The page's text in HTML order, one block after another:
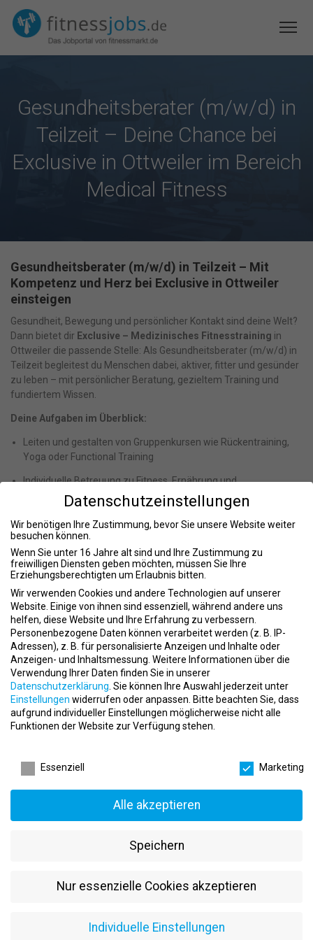
Gesundheitsberater (m/w/d) in
Teilzeit – Deine Chance bei
Exclusive in Ottweiler im Bereich
Medical Fitness
Gesundheitsberater (m/w/d) in Teilzeit – Mit
Kompetenz und Herz bei Exclusive in Ottweiler
einsteigen
Gesundheit, Bewegung und persönlicher Kontakt sind deine Welt?
Dann bietet dir Exclusive – Medizinisches Fitnesstraining in
Ottweiler die passende Stelle: Als Gesundheitsberater (m/w/d) in
Teilzeit begleitest du Menschen dabei, aktiver, fitter und gesünder
zu leben – mit persönlicher Beratung, gezieltem Training und
fundiertem Wissen.
Deine Aufgaben im Überblick:
Leiten und gestalten von Gruppenkursen wie Rückentraining,
Yoga oder Functional Training
Individuelle Betreuung zu Fitness, Ernährung und
Gesundheitszielen
Erstellung und Anpassung von Trainingsplänen
Trainings
Durchführung von Fitnessanalysen und Gesundheitschecks
Was du mitbringen solltest:
Erfahrung im Kursbereich oder Gesundheitscoaching ist ein
Plus
Leidenschaft für ganzheitliche Gesundheit und Training
Souveränität im Kundenkontakt und ein empathisches
Auftreten
Teamgeist, Organisationstalent und Flexibilität im Einsatz
Teilzeitstelle mit flexibler Einsatzplanung
Freundliches Team und angenehme Studioatmosphäre
Gratis Training und Mitarbeiterrabatte
Gesundheitsstudio
gezielt einsetzen möchte, findet bei Exclusive in Ottweiler eine
Datenschutzeinstellungen
Wir benötigen Ihre Zustimmung, bevor Sie unsere Website weiter
besuchen können.
Wenn Sie unter 16 Jahre alt sind und Ihre Zustimmung zu
freiwilligen Diensten geben möchten, müssen Sie Ihre
Erziehungsberechtigten um Erlaubnis bitten.
Wir verwenden Cookies und andere Technologien auf unserer
Website. Einige von ihnen sind essenziell, während andere uns
helfen, diese Website und Ihre Erfahrung zu verbessern.
Personenbezogene Daten können verarbeitet werden (z. B. IP-
Adressen), z. B. für personalisierte Anzeigen und Inhalte oder
Anzeigen- und Inhaltsmessung. Weitere Informationen über die
Verwendung Ihrer Daten finden Sie in unserer
Datenschutzerklärung Sie können Ihre Auswahl jederzeit unter
Einstellungen widerrufen oder anpassen. Bitte beachten Sie, dass
aufgrund individueller Einstellungen möglicherweise nicht alle
Funktionen der Website zur Verfügung stehen.
Essenziell
Marketing
Alle akzeptieren
Speichern
Nur essenzielle Cookies akzeptieren
Individuelle Einstellungen